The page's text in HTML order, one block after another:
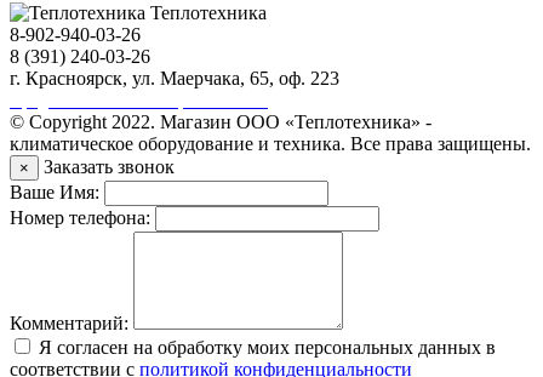
Теплотехника
8-902-940-03-26
8 (391) 240-03-26
г. Красноярск, ул. Маерчака, 65, оф. 223
© Copyright 2022. Магазин ООО «Теплотехника» -
климатическое оборудование и техника. Все права защищены.
×
Заказать звонок
Ваше Имя:
Номер телефона:
Комментарий:
Я согласен на обработку моих персональных данных в
соответствии с политикой конфиденциальности